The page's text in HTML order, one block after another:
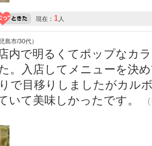
現在： 1人
島市/30代）
内で明るくてポップなカ
。入店してメニューを決
で目移りしましたがカル
いて美味しかったです。